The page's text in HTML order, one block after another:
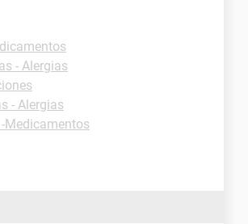
- Alergias
- Alergias
Medicamentos